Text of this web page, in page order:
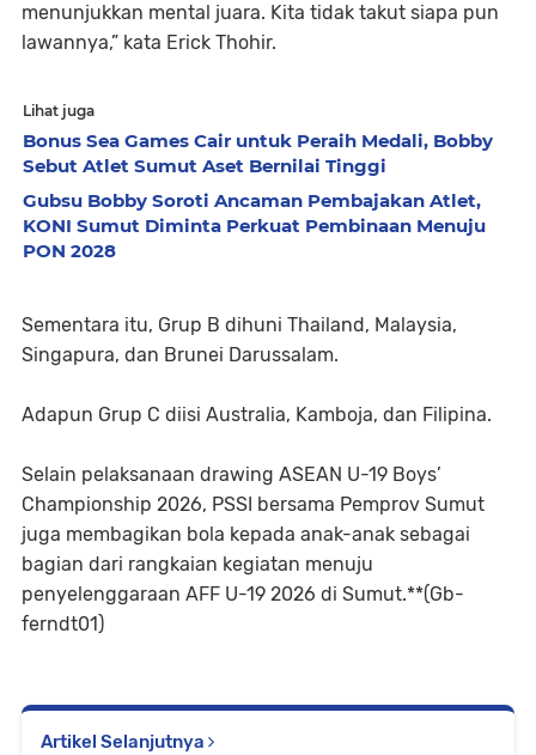
menunjukkan mental juara. Kita tidak takut siapa pun
lawannya,” kata Erick Thohir.
Lihat juga
Bonus Sea Games Cair untuk Peraih Medali, Bobby
Sebut Atlet Sumut Aset Bernilai Tinggi
Gubsu Bobby Soroti Ancaman Pembajakan Atlet,
KONI Sumut Diminta Perkuat Pembinaan Menuju
PON 2028
Sementara itu, Grup B dihuni Thailand, Malaysia,
Singapura, dan Brunei Darussalam.
Adapun Grup C diisi Australia, Kamboja, dan Filipina.
Selain pelaksanaan drawing ASEAN U-19 Boys’
Championship 2026, PSSI bersama Pemprov Sumut
juga membagikan bola kepada anak-anak sebagai
bagian dari rangkaian kegiatan menuju
penyelenggaraan AFF U-19 2026 di Sumut.**(Gb-
ferndt01)
Artikel Selanjutnya